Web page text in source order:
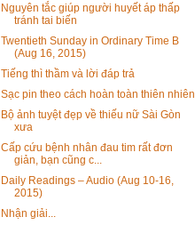
Nguyên tắc giúp người huyết áp thấp
tránh tai biến
Twentieth Sunday in Ordinary Time B
(Aug 16, 2015)
Tiếng thì thầm và lời đáp trả
Sạc pin theo cách hoàn toàn thiên nhiên
Bộ ảnh tuyệt đẹp về thiếu nữ Sài Gòn
xưa
Cấp cứu bệnh nhân đau tim rất đơn
giản, bạn cũng c...
Daily Readings – Audio (Aug 10-16,
2015)
Nhận giải...